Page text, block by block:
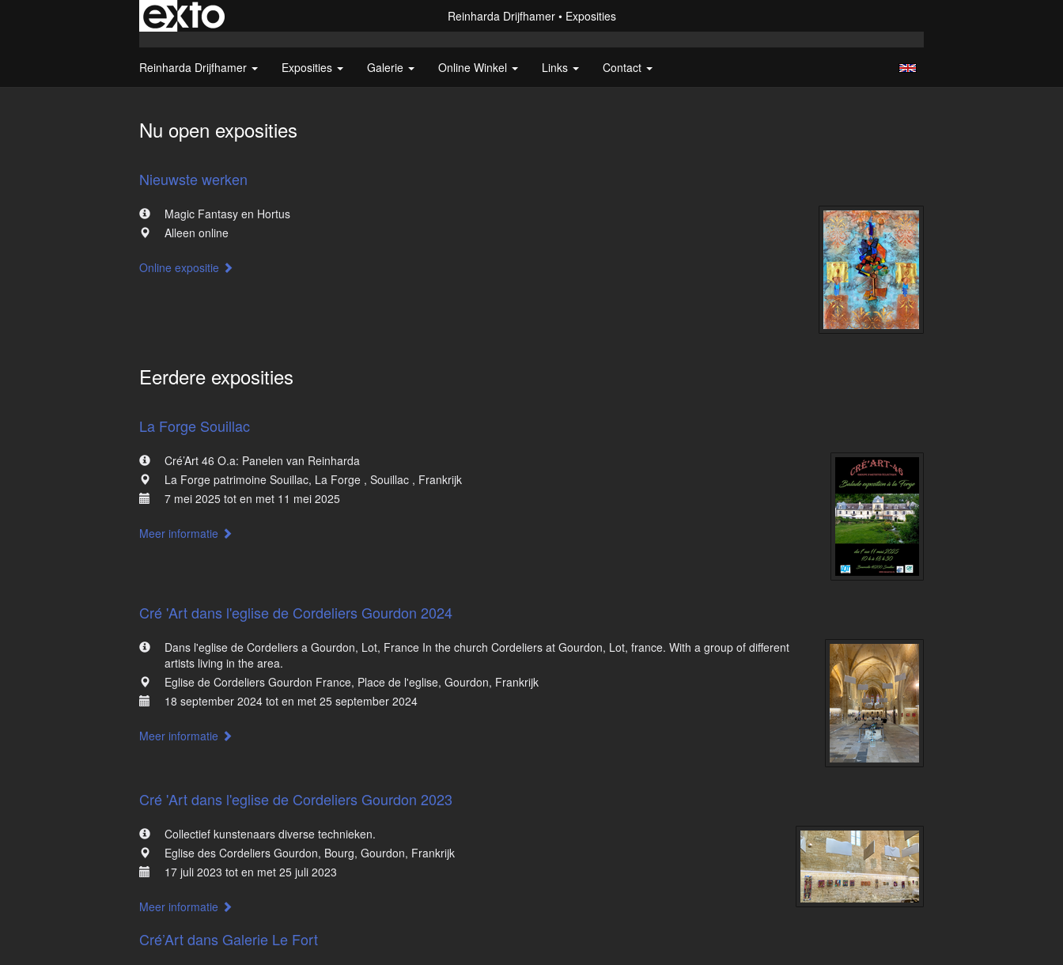
Reinharda Drijfhamer Exposities
Reinharda Drijfhamer Exposities Galerie Online Winkel Links Contact
Nu open exposities
Nieuwste werken
Magic Fantasy en Hortus
Alleen online
Online expositie
Eerdere exposities
La Forge Souillac
Cré’Art 46 O.a: Panelen van Reinharda
La Forge patrimoine Souillac, La Forge , Souillac , Frankrijk
7 mei 2025 tot en met 11 mei 2025
Meer informatie
Cré 'Art dans l'eglise de Cordeliers Gourdon 2024
Dans l'eglise de Cordeliers a Gourdon, Lot, France In the church Cordeliers at Gourdon, Lot, france. With a group of different
artists living in the area.
Eglise de Cordeliers Gourdon France, Place de l'eglise, Gourdon, Frankrijk
18 september 2024 tot en met 25 september 2024
Meer informatie
Cré 'Art dans l'eglise de Cordeliers Gourdon 2023
Collectief kunstenaars diverse technieken.
Eglise des Cordeliers Gourdon, Bourg, Gourdon, Frankrijk
17 juli 2023 tot en met 25 juli 2023
Meer informatie
Cré’Art dans Galerie Le Fort